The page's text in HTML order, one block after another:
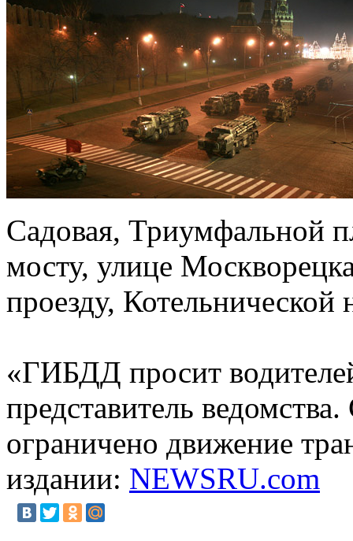
Садовая, Триумфальной
мосту, улице
проезду,
«ГИБДД просит
представитель
ограничено движение
издании: NEWSRU.com